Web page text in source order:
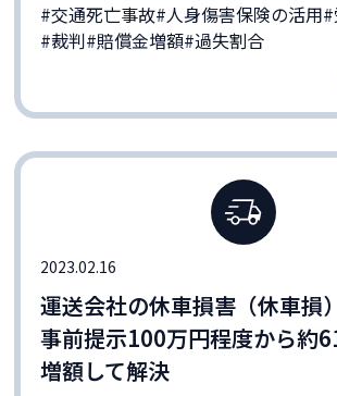
#交通死亡事故#人身傷害保険の活用
#裁判#賠償金増額#過失割合
2023.02.16
運送会社の休車損害（休車損
事前提示100万円程度から約
増額して解決